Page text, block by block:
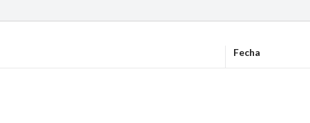
Fecha